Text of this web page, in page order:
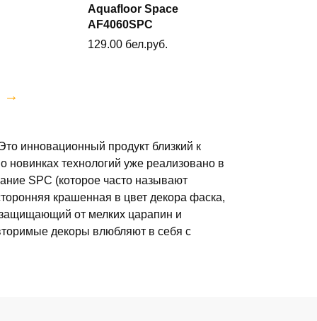
В корзину
Aquafloor Space
AF4060SPC
129.00 бел.руб.
→
инновационный продукт близкий к
новинках технологий уже реализовано в
SPC (которое часто называют
крашенная в цвет декора фаска,
от мелких царапин и
декоры влюбляют в себя с